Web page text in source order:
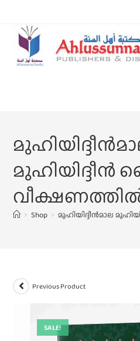
മുഹിയിദ്ദീൻ
> Shop > മുഹിയിദ്ദീൻമാല
SALE!
Previous Product